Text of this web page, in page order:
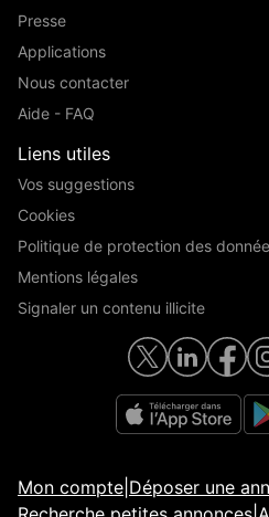
Presse
Applications
Nous contacter
Aide - FAQ
Liens utiles
Vos suggestions
Cookies
Politique de protection des
Mentions légales
Signaler un contenu illicite
Mon compte Déposer une